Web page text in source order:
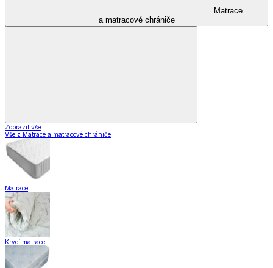
Matrace
a matracové chrániče
Zobrazit vše
Vše z Matrace a matracové chrániče
Matrace
Krycí matrace